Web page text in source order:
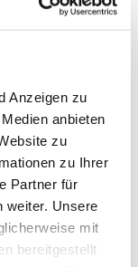
Anzeigen zu
anbieten
zu
zu Ihrer
Partner für
weiter. Unsere
mit
bereitgestellt